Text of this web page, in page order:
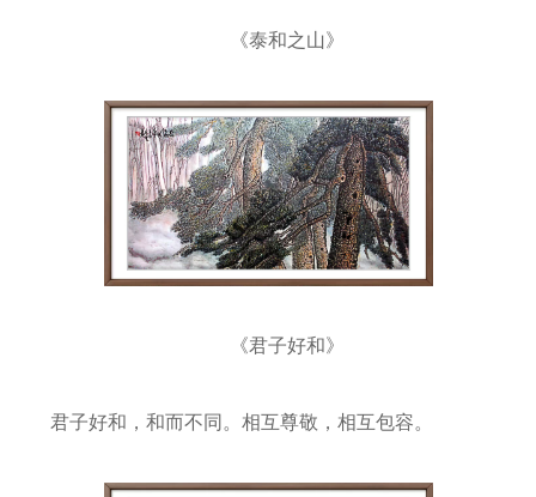
《泰和之山》
《君子好和》
君子好和，和而不同。相互尊敬，相互包容。